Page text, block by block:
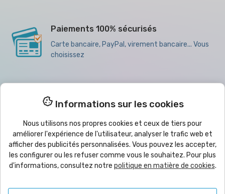
Paiements 100% sécurisés
Carte bancaire, PayPal, virement bancaire... Vous
choisissez
Remises pour les achats en grande quantité,
Produits 
Informations sur les cookies
Nous utilisons nos propres cookies et ceux de tiers pour
améliorer l'expérience de l'utilisateur, analyser le trafic web et
afficher des publicités personnalisées. Vous pouvez les accepter,
les configurer ou les refuser comme vous le souhaitez. Pour plus
d'informations, consultez notre politique en matière de cookies.